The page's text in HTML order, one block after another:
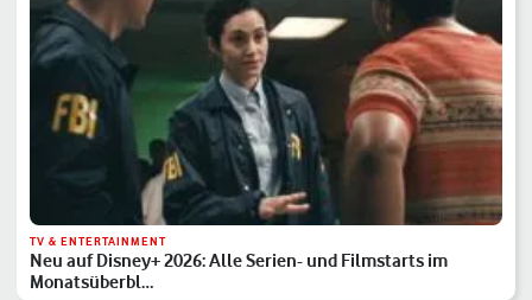
TV & ENTERTAINMENT
Neu auf Disney+ 2026: Alle Serien- und Filmstarts im
Monatsüberbl…